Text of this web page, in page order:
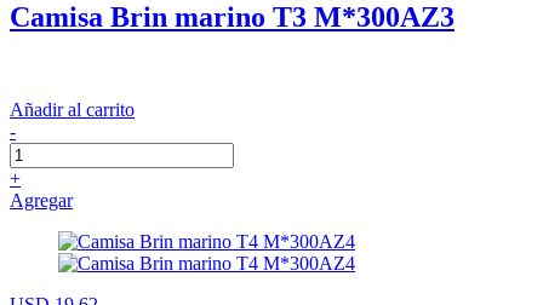
Camisa Brin marino T3 M*300AZ3
Añadir al carrito
-
+
Agregar